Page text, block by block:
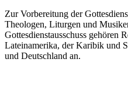
Zur Vorbereitung der
Theologen, Liturgen und
Gottesdienstausschuss gehören
Lateinamerika, der Karibik und
und Deutschland an.